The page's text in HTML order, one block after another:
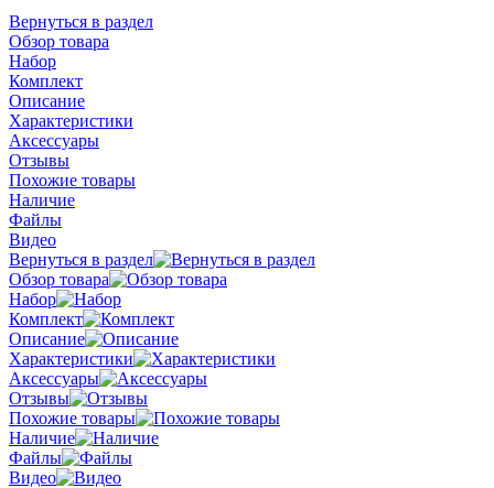
Вернуться в раздел
Обзор товара
Набор
Комплект
Описание
Характеристики
Аксессуары
Отзывы
Похожие товары
Наличие
Файлы
Видео
Вернуться в раздел
Обзор товара
Набор
Комплект
Описание
Характеристики
Аксессуары
Отзывы
Похожие товары
Наличие
Файлы
Видео